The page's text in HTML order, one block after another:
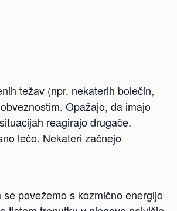
težav (npr. nekaterih bolečin,
Opažajo, da imajo
reagirajo drugače.
lečo. Nekateri začnejo
povežemo s kozmično energijo